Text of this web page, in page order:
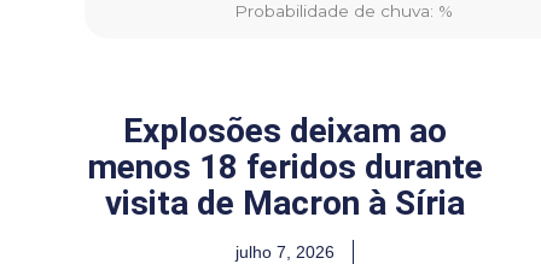
Probabilidade de chuva: %
Explosões deixam ao
menos 18 feridos durante
visita de Macron à Síria
julho 7, 2026